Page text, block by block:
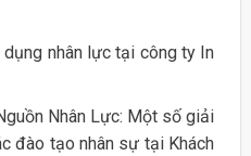
dụng nhân lực tại công ty In
Nhân Lực: Một số giải
đào tạo nhân sự tại Khách